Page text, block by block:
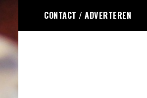
de
inhoud
CONTACT / ADVERTEREN